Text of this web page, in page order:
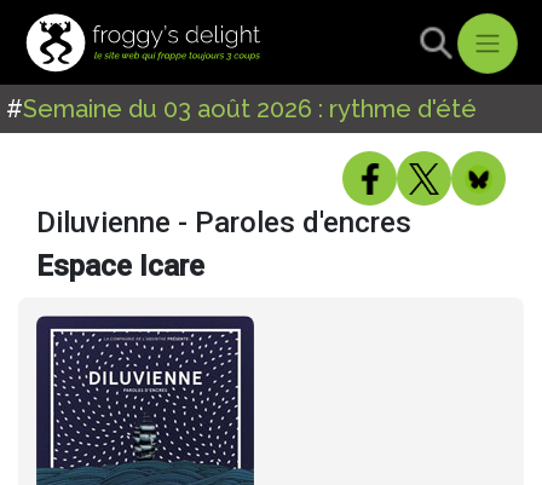
#Semaine du 03 août 2026 : rythme d'été
Diluvienne - Paroles d'encres
Espace Icare